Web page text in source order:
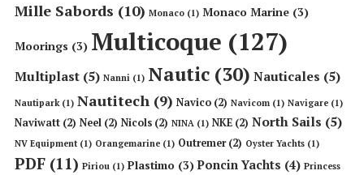
Mille Sabords (10) Monaco (1) Monaco Marine (3)
Moorings (3) Multicoque (127)
Multiplast (5) Nanni (1) Nautic (30) Nauticales (5)
Nautipark(1) Nautitech (9) Navico (2) Navicom (1) Navigare (1)
Naviwatt (2) Neel (2) Nicols (2) NINA (1) NKE (2) North Sails (5)
NV Equipment(1) Orangemarine (1) Outremer(2) Oyster Yachts (1)
PDF (11) Piriou (1) Plastimo (3) Poncin Yachts (4) Princess